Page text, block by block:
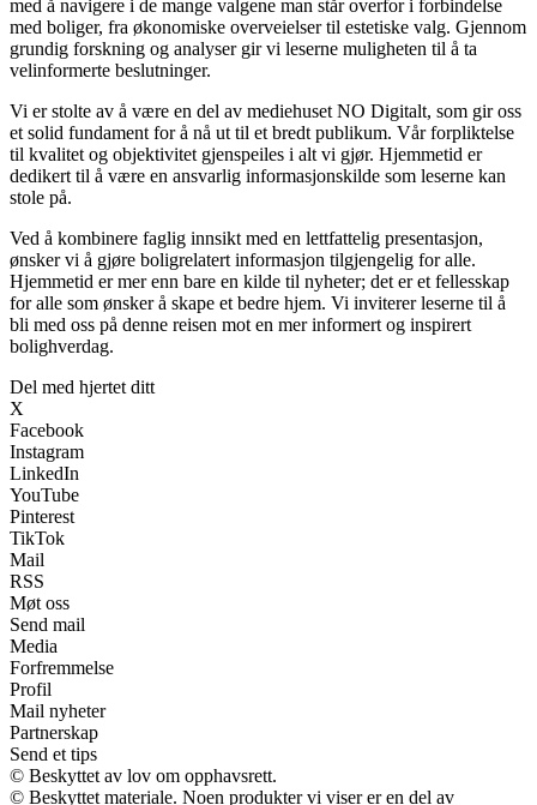
med å navigere i de mange valgene man står overfor i forbindelse
med boliger, fra økonomiske overveielser til estetiske valg. Gjennom
grundig forskning og analyser gir vi leserne muligheten til å ta
velinformerte beslutninger.
Vi er stolte av å være en del av mediehuset NO Digitalt, som gir oss
et solid fundament for å nå ut til et bredt publikum. Vår forpliktelse
til kvalitet og objektivitet gjenspeiles i alt vi gjør. Hjemmetid er
dedikert til å være en ansvarlig informasjonskilde som leserne kan
stole på.
Ved å kombinere faglig innsikt med en lettfattelig presentasjon,
ønsker vi å gjøre boligrelatert informasjon tilgjengelig for alle.
Hjemmetid er mer enn bare en kilde til nyheter; det er et fellesskap
for alle som ønsker å skape et bedre hjem. Vi inviterer leserne til å
bli med oss på denne reisen mot en mer informert og inspirert
bolighverdag.
Del med hjertet ditt
X
Facebook
Instagram
LinkedIn
YouTube
Pinterest
TikTok
Mail
RSS
Møt oss
Send mail
Media
Forfremmelse
Profil
Mail nyheter
Partnerskap
Send et tips
© Beskyttet av lov om opphavsrett.
© Beskyttet materiale. Noen produkter vi viser er en del av